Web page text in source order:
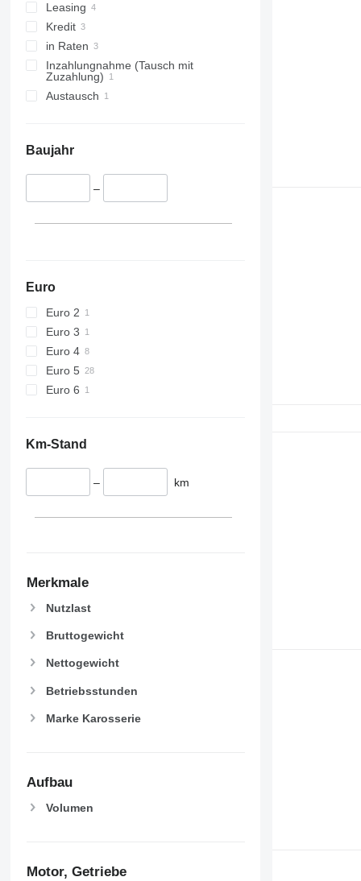
Leasing
Kredit
in Raten
Inzahlungnahme (Tausch mit
Zuzahlung)
Austausch
Baujahr
–
Euro
Euro 2
Euro 3
Euro 4
Euro 5
Euro 6
Km-Stand
– km
Merkmale
Nutzlast
Bruttogewicht
Nettogewicht
Betriebsstunden
Marke Karosserie
Aufbau
Volumen
Motor, Getriebe